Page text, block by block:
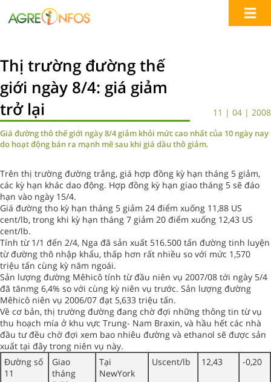
Thị trường đường thế
giới ngày 8/4: giá giảm
trở lại
11 | 04 | 2008
Giá đường thô thế giới ngày 8/4 giảm khỏi mức cao nhất của 10 ngày nay
do hoạt động bán ra mạnh mẽ sau khi giá dầu thô giảm.
Trên thị trường đường trắng, giá hợp đồng kỳ hạn tháng 5 giảm,
các kỳ hạn khác dao động. Hợp đồng kỳ hạn giao tháng 5 sẽ đáo
hạn vào ngày 15/4.
Giá đường tho kỳ hạn tháng 5 giảm 24 điểm xuống 11,88 US
cent/lb, trong khi kỳ hạn tháng 7 giảm 20 điểm xuống 12,43 US
cent/lb.
Tính từ 1/1 đến 2/4, Nga đã sản xuất 516.500 tấn đường tinh luyện
từ đường thô nhập khẩu, thấp hơn rất nhiều so với mức 1,570
triệu tấn cùng kỳ năm ngoái.
Sản lượng đường Mêhicô tính từ đầu niên vụ 2007/08 tới ngày 5/4
đã tănmg 6,4% so với cùng kỳ niên vụ trước. Sản lượng đường
Mêhicô niên vụ 2006/07 đạt 5,633 triệu tấn.
Về cơ bản, thị trường đường đang chờ đợi những thông tin từ vụ
thu hoạch mía ở khu vực Trung- Nam Braxin, và hầu hết các nhà
đầu tư đều chờ đợi xem bao nhiêu đường và ethanol sẽ được sản
xuất tại đây trong niên vụ này.
Đường số
11
Giao
tháng
Tại
NewYork
Uscent/lb 12,43 -0,20